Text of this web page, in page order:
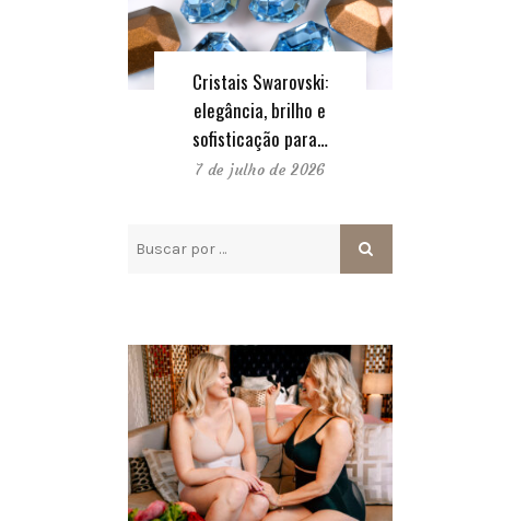
Cristais Swarovski:
elegância, brilho e
sofisticação para…
7 de julho de 2026